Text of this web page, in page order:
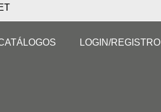
LOGIN/REGISTRO